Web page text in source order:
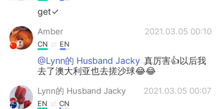
get✓
Amber 2021.03.05 00:10
CN EN
@Lynn的 Husband Jacky 真厉害👍以后我
去了澳大利亚也去搓沙球😂😂
Lynn的 Husband Jacky 2021.03.05 00:07
EN CN